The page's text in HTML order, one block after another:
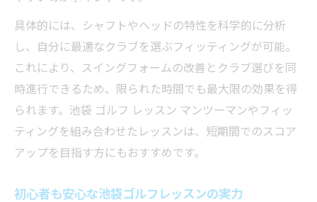
具体的には、シャフトやヘッドの特性を科学的に分析
し、自分に最適なクラブを選ぶフィッティングが可能。
これにより、スイングフォームの改善とクラブ選びを同
時進行できるため、限られた時間でも最大限の効果を得
られます。池袋 ゴルフ レッスン マンツーマンやフィッ
ティングを組み合わせたレッスンは、短期間でのスコア
アップを目指す方にもおすすめです。
初心者も安心な池袋ゴルフレッスンの実力